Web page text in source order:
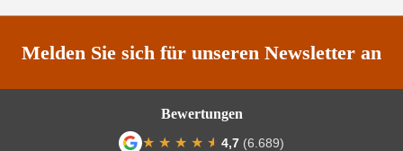
Traubenfarbe
Unterregion Chianti
Melden Sie sich für unseren Newsletter an
Bewertungen
★ ★ ★ ★ ★
★ 4,7 (6.689)